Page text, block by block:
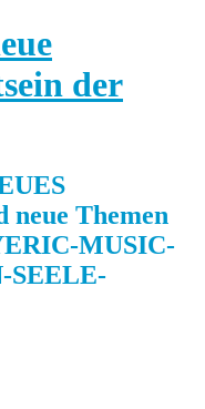
der
Themen
MUSIC-
SEELE-